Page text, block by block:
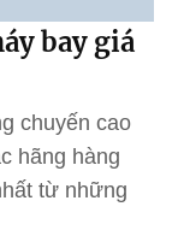
bay giá
chuyến cao
hãng hàng
từ những